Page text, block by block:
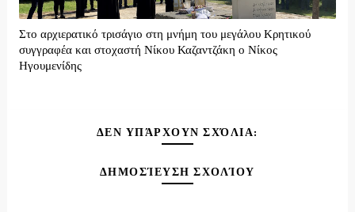
Στο αρχιερατικό τρισάγιο στη μνήμη του μεγάλου Κρητικού
συγγραφέα και στοχαστή Νίκου Καζαντζάκη ο Νίκος
Ηγουμενίδης
ΔΕΝ ΥΠΆΡΧΟΥΝ ΣΧΌΛΙΑ:
ΔΗΜΟΣΊΕΥΣΗ ΣΧΟΛΊΟΥ